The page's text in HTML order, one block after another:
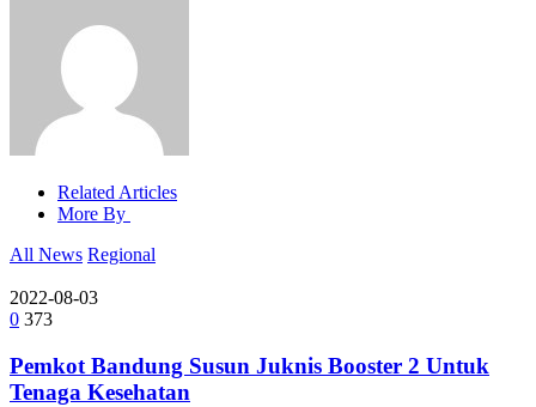
Related Articles
More By
All News Regional
2022-08-03
0 373
Pemkot Bandung Susun Juknis Booster 2 Untuk
Tenaga Kesehatan